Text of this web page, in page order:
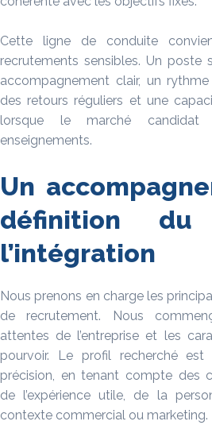
Cette ligne de conduite
recrutements sensibles. Un poste
accompagnement clair, un
des retours réguliers et une
lorsque le marché candidat
enseignements.
Un
définition
l’intégration
Nous prenons en charge les
de recrutement. Nous
attentes de l’entreprise et les
pourvoir. Le profil recherché est
précision, en tenant compte des
de l’expérience utile, de la
contexte commercial ou marketing.